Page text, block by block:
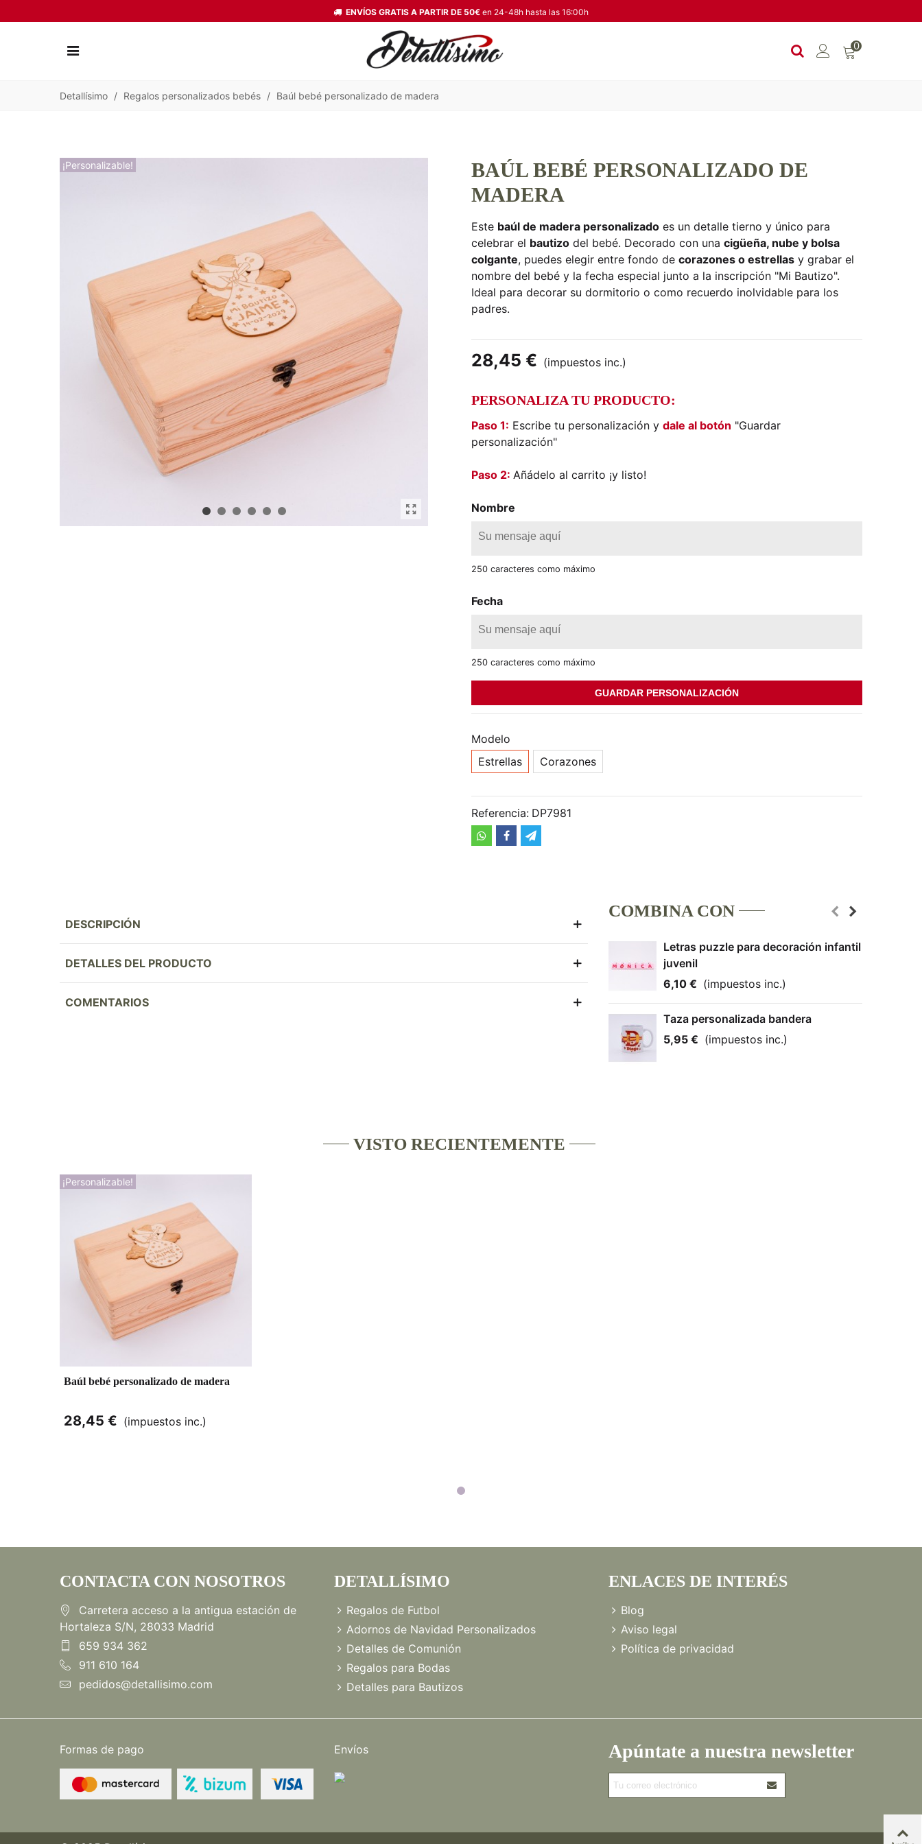
ENVÍOS GRATIS A PARTIR DE 50€ en 24-48h hasta las 16:00h
0
Detallísimo / Regalos personalizados bebés / Baúl bebé personalizado de madera
¡Personalizable!
BAÚL BEBÉ PERSONALIZADO DE
MADERA
Este baúl de madera personalizado es un detalle tierno y único para
celebrar el bautizo del bebé. Decorado con una cigüeña, nube y bolsa
colgante, puedes elegir entre fondo de corazones o estrellas y grabar el
nombre del bebé y la fecha especial junto a la inscripción "Mi Bautizo".
Ideal para decorar su dormitorio o como recuerdo inolvidable para los
padres.
28,45 € (impuestos inc.)
PERSONALIZA TU PRODUCTO:
Paso 1: Escribe tu personalización y dale al botón "Guardar
personalización"
Paso 2: Añádelo al carrito ¡y listo!
Nombre
250 caracteres como máximo
Fecha
250 caracteres como máximo
GUARDAR PERSONALIZACIÓN
Modelo
Estrellas
Corazones
Referencia: DP7981
DESCRIPCIÓN
DETALLES DEL PRODUCTO
COMENTARIOS
COMBINA CON
Letras puzzle para decoración infantil
juvenil
6,10 € (impuestos inc.)
Taza personalizada bandera
5,95 € (impuestos inc.)
VISTO RECIENTEMENTE
¡Personalizable!
Baúl bebé personalizado de madera
28,45 € (impuestos inc.)
CONTACTA CON NOSOTROS
Carretera acceso a la antigua estación de
Hortaleza S/N, 28033 Madrid
659 934 362
911 610 164
pedidos@detallisimo.com
DETALLÍSIMO
Regalos de Futbol
Adornos de Navidad Personalizados
Detalles de Comunión
Regalos para Bodas
Detalles para Bautizos
ENLACES DE INTERÉS
Blog
Aviso legal
Política de privacidad
Formas de pago Envíos Apúntate a nuestra newsletter